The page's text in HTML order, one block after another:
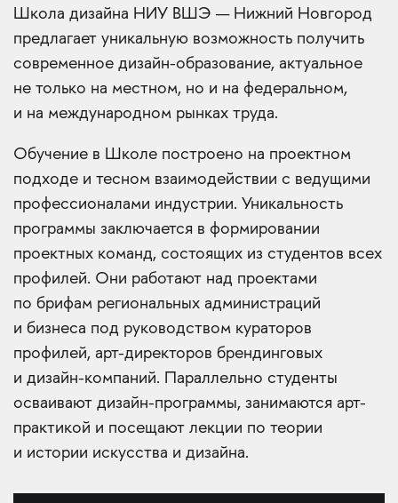
Школа дизайна НИУ ВШЭ — Нижний Новгород
предлагает уникальную возможность получить
современное дизайн-образование, актуальное
не только на местном, но и на федеральном,
и на международном рынках труда.
Обучение в Школе построено на проектном
подходе и тесном взаимодействии с ведущими
профессионалами индустрии. Уникальность
программы заключается в формировании
проектных команд, состоящих из студентов всех
профилей. Они работают над проектами
по брифам региональных администраций
и бизнеса под руководством кураторов
профилей, арт-директоров брендинговых
и дизайн-компаний. Параллельно студенты
осваивают дизайн-программы, занимаются арт-
практикой и посещают лекции по теории
и истории искусства и дизайна.